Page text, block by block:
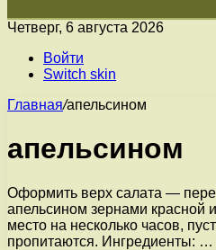
Четверг, 6 августа 2026
Войти
Switch skin
Главная/апельсином
апельсином
Оформить верх салата —
апельсином зернами красной
место на несколько часов,
пропитаются. Ингредиенты: …